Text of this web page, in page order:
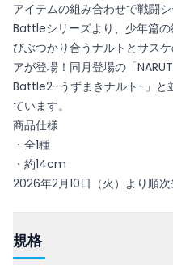
アイテムの組み合わせで戦闘
Battleシリーズより、少年篇
びぶつかり合うナルトとサス
アが登場！同月登場の「
Battle2-うずまきナルト-」と
ています。
商品仕様
・全1種
・約14cm
2026年2月10日（火）より順
規格